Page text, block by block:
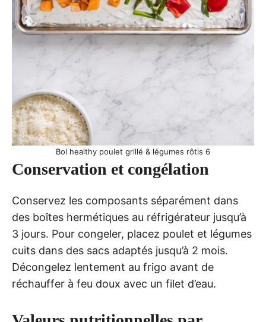
Bol healthy poulet grillé & légumes rôtis 6
Conservation et congélation
Conservez les composants séparément dans
des boîtes hermétiques au réfrigérateur jusqu’à
3 jours. Pour congeler, placez poulet et légumes
cuits dans des sacs adaptés jusqu’à 2 mois.
Décongelez lentement au frigo avant de
réchauffer à feu doux avec un filet d’eau.